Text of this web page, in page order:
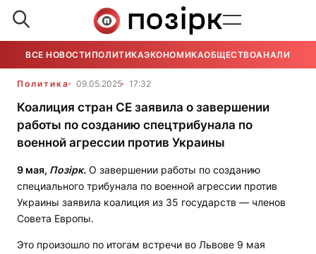
ВСЕ НОВОСТИ ПОЛИТИКАЭКОНОМИКАОБЩЕСТВОАНАЛИТИКА
Политика 09.05.2025 17:32
Коалиция стран СЕ заявила о завершении
работы по созданию спецтрибунала по
военной агрессии против Украины
9 мая, Позірк. О завершении работы по созданию
специального трибунала по военной агрессии против
Украины заявила коалиция из 35 государств — членов
Совета Европы.
Это произошло по итогам встречи во Львове 9 мая